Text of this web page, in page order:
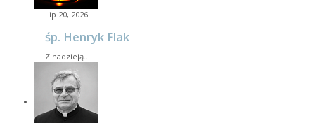
Lip 20, 2026
śp. Henryk Flak
Z nadzieją…